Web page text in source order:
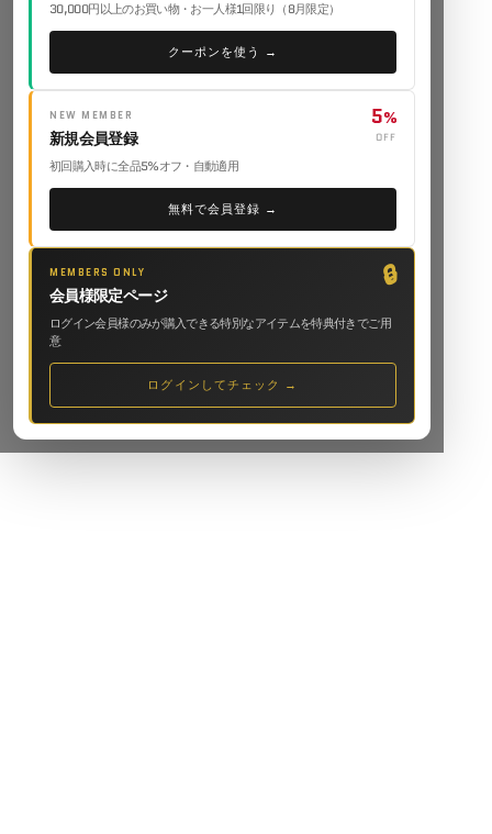
30,000円以上のお買い物・お一人様1回限り（8月限定）
クーポンを使う →
NEW MEMBER
新規会員登録
5%
OFF
初回購入時に全品5%オフ・自動適用
無料で会員登録 →
MEMBERS ONLY
会員様限定ページ
🔒
ログイン会員様のみが購入できる特別なアイテムを特典付きでご用
意
ログインしてチェック →